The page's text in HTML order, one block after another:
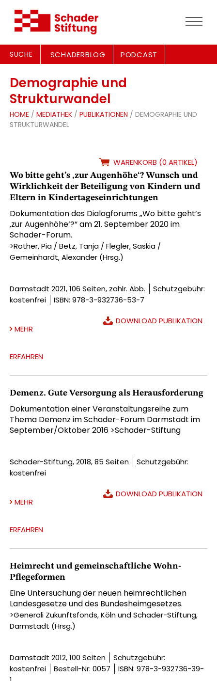
SUCHE SCHADERBLOG PODCAST
Demographie und
Strukturwandel
HOME / MEDIATHEK / PUBLIKATIONEN / DEMOGRAPHIE UND
STRUKTURWANDEL
WARENKORB (0 ARTIKEL)
Wo bitte geht’s ‚zur Augenhöhe‘? Wunsch und
Wirklichkeit der Beteiligung von Kindern und
Eltern in Kindertageseinrichtungen
Dokumentation des Dialogforums „Wo bitte geht’s
‚zur Augenhöhe‘?“ am 21. September 2020 im
Schader-Forum.
>Rother, Pia / Betz, Tanja / Flegler, Saskia /
Gemeinhardt, Alexander (Hrsg.)
Darmstadt 2021, 106 Seiten, zahlr. Abb.
Schutzgebühr:
kostenfrei
ISBN: 978-3-932736-53-7
MEHR
ERFAHREN
DOWNLOAD PUBLIKATION
Demenz. Gute Versorgung als Herausforderung
Dokumentation einer Veranstaltungsreihe zum
Thema Demenz im Schader-Forum Darmstadt im
September/Oktober 2016 >Schader-Stiftung
Schader-Stiftung, 2018, 85 Seiten
Schutzgebühr:
kostenfrei
MEHR
ERFAHREN
DOWNLOAD PUBLIKATION
Heimrecht und gemeinschaftliche Wohn-
Pflegeformen
Eine Untersuchung der neuen heimrechtlichen
Landesgesetze und des Bundesheimgesetzes.
>Generali Zukunftsfonds, Köln und Schader-Stiftung,
Darmstadt (Hrsg.)
Darmstadt 2012, 100 Seiten
Schutzgebühr:
kostenfrei
Bestell-Nr: 0057
ISBN: 978-3-932736-39-